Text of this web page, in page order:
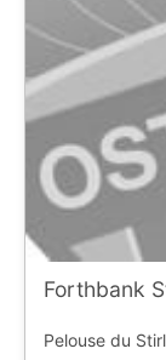
Forthbank
Pelouse du